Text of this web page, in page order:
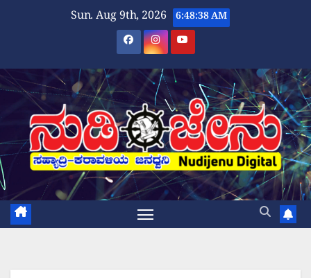
Sun. Aug 9th, 2026 6:48:39 AM